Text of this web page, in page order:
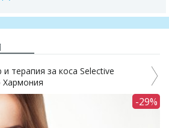
терапия за коса Selective
Хармония
-29%